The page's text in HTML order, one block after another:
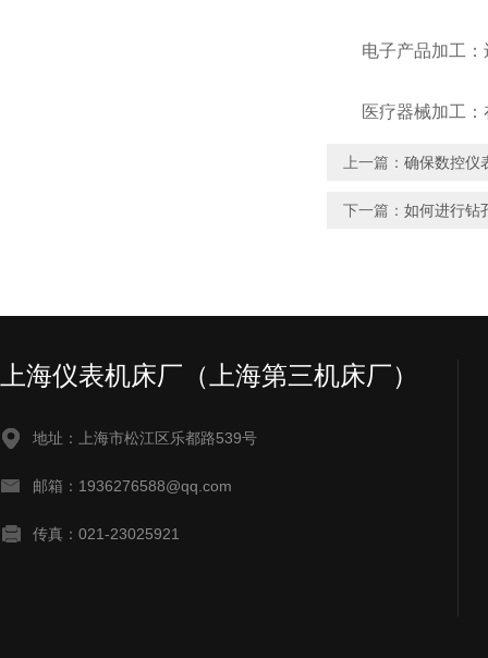
电子产品加工：还
医疗器械加工：在
上一篇： 确保数控仪
下一篇： 如何进行钻
上海仪表机床厂（上海第三机床厂）
地址：上海市松江区乐都路539号
邮箱：1936276588@qq.com
传真：021-23025921